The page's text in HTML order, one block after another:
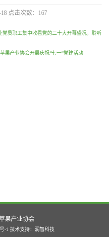
点击次数： 167
党员职工集中收看党的二十大开幕盛况，聆听
产业协会开展庆祝“七一”党建活动
果产业协会
-1 技术支持： 润智科技